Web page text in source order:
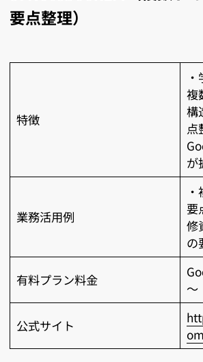
要点整理）
特徴
複
構
点
が
業務活用例
要
修
の
有料プラン料金
～
公式サイト